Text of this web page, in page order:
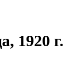
1920 г.